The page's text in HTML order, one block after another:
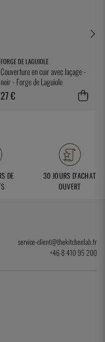
FORGE DE LAGUIOLE
Couverture en cuir avec laçage -
noir - Forge de Laguiole
27 €
DE
30 JOURS D'ACHAT
OUVERT
service-client@thekitchenlab.fr
+46 8 410 95 200